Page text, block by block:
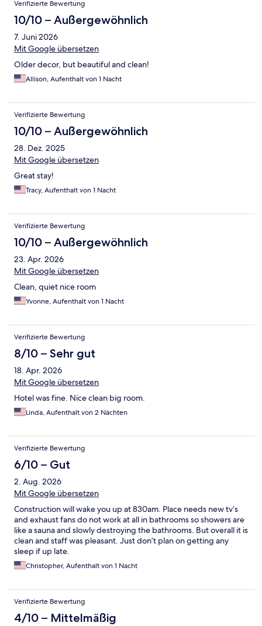
Verifizierte Bewertung
10/10 – Außergewöhnlich
7. Juni 2026
Mit Google übersetzen
Older decor, but beautiful and clean!
Allison, Aufenthalt von 1 Nacht
Verifizierte Bewertung
10/10 – Außergewöhnlich
28. Dez. 2025
Mit Google übersetzen
Great stay!
Tracy, Aufenthalt von 1 Nacht
Verifizierte Bewertung
10/10 – Außergewöhnlich
23. Apr. 2026
Mit Google übersetzen
Clean, quiet nice room
Yvonne, Aufenthalt von 1 Nacht
Verifizierte Bewertung
8/10 – Sehr gut
18. Apr. 2026
Mit Google übersetzen
Hotel was fine. Nice clean big room.
Linda, Aufenthalt von 2 Nächten
Verifizierte Bewertung
6/10 – Gut
2. Aug. 2026
Mit Google übersetzen
Construction will wake you up at 830am. Place needs new tv’s
and exhaust fans do not work at all in bathrooms so showers are
like a sauna and slowly destroying the bathrooms. But overall it is
clean and staff was pleasant. Just don’t plan on getting any
sleep if up late.
Christopher, Aufenthalt von 1 Nacht
Verifizierte Bewertung
4/10 – Mittelmäßig